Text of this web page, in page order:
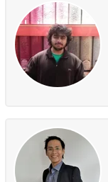
скидки на PlayStation
Plus в размере 50 %
08 July 2026